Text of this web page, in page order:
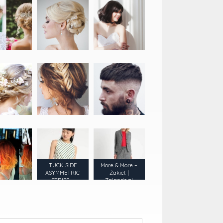
TUCK SIDE
ASYMMETRIC
STRIPE –
More & More –
Żakiet |
Zalando.pl